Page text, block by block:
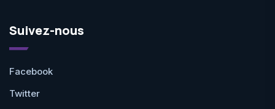
Suivez-nous
Facebook
Twitter